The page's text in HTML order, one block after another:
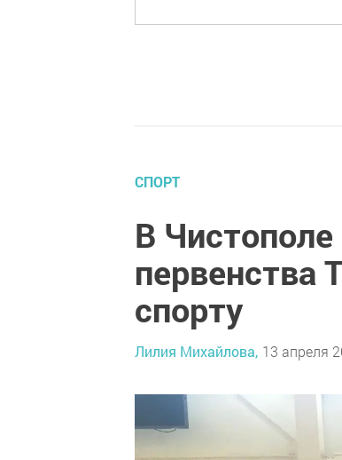
СПОРТ
В
первенства
спорту
Лилия Михайлова, 13 апреля